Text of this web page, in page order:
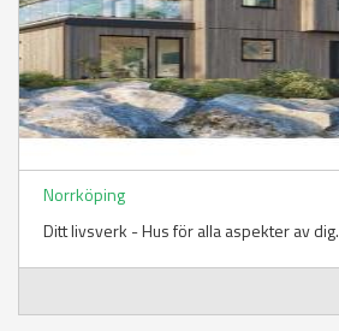
Norrköping
Ditt livsverk - Hus för alla aspekter av dig.